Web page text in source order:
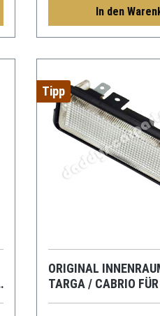
In den
Tipp
ORIGINAL
TARGA / CABRIO